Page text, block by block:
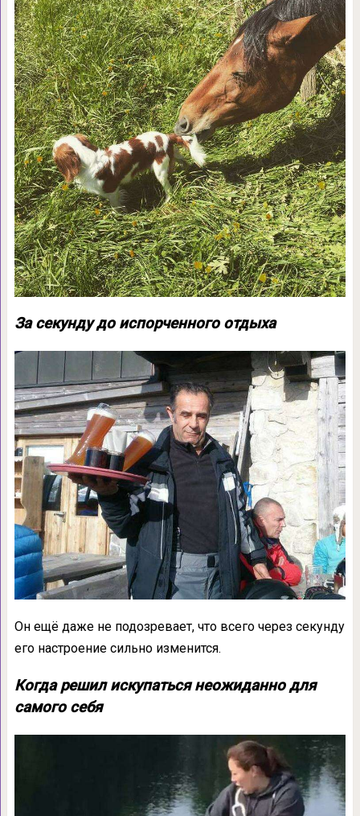
За секунду до испорченного отдыха
Он ещё даже не подозревает, что всего через секунду
его настроение сильно изменится.
Когда решил искупаться неожиданно для
самого себя